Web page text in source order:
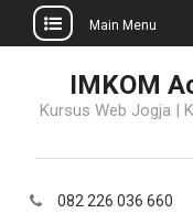
content
Main Menu
IMKOM
Kursus Web Jogja |
082 226 036 660